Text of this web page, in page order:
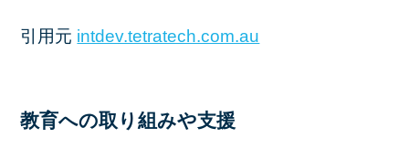
引用元 ​ intdev.tetratech.com.au
教育への取り組みや支援